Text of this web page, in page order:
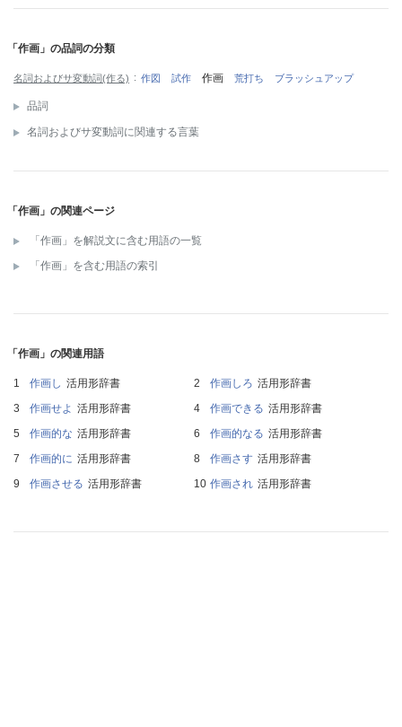
「作画」の品詞の分類
名詞およびサ変動詞(作る) 作図 試作 作画 荒打ち ブラッシュアップ
品詞
名詞およびサ変動詞に関連する言葉
「作画」の関連ページ
「作画」を解説文に含む用語の一覧
「作画」を含む用語の索引
「作画」の関連用語
作画し 活用形辞書 作画しろ 活用形辞書
作画せよ 活用形辞書 作画できる 活用形辞書
作画的な 活用形辞書 作画的なる 活用形辞書
作画的に 活用形辞書 作画さす 活用形辞書
作画させる 活用形辞書 作画され 活用形辞書